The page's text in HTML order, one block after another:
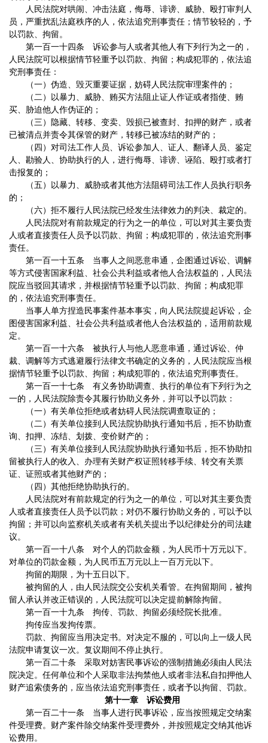
人民法院对哄闹、冲击法庭，侮辱、诽谤、威胁、殴打审判人
员，严重扰乱法庭秩序的人，依法追究刑事责任；情节较轻的，予
以罚款、拘留。
第一百一十四条 诉讼参与人或者其他人有下列行为之一的，
人民法院可以根据情节轻重予以罚款、拘留；构成犯罪的，依法追
究刑事责任：
（一）伪造、毁灭重要证据，妨碍人民法院审理案件的；
（二）以暴力、威胁、贿买方法阻止证人作证或者指使、贿
买、胁迫他人作伪证的；
（三）隐藏、转移、变卖、毁损已被查封、扣押的财产，或者
已被清点并责令其保管的财产，转移已被冻结的财产的；
（四）对司法工作人员、诉讼参加人、证人、翻译人员、鉴定
人、勘验人、协助执行的人，进行侮辱、诽谤、诬陷、殴打或者打
击报复的；
（五）以暴力、威胁或者其他方法阻碍司法工作人员执行职务
的；
（六）拒不履行人民法院已经发生法律效力的判决、裁定的。
人民法院对有前款规定的行为之一的单位，可以对其主要负责
人或者直接责任人员予以罚款、拘留；构成犯罪的，依法追究刑事
责任。
第一百一十五条 当事人之间恶意串通，企图通过诉讼、调解
等方式侵害国家利益、社会公共利益或者他人合法权益的，人民法
院应当驳回其请求，并根据情节轻重予以罚款、拘留；构成犯罪
的，依法追究刑事责任。
当事人单方捏造民事案件基本事实，向人民法院提起诉讼，企
图侵害国家利益、社会公共利益或者他人合法权益的，适用前款规
定。
第一百一十六条 被执行人与他人恶意串通，通过诉讼、仲
裁、调解等方式逃避履行法律文书确定的义务的，人民法院应当根
据情节轻重予以罚款、拘留；构成犯罪的，依法追究刑事责任。
第一百一十七条 有义务协助调查、执行的单位有下列行为之
一的，人民法院除责令其履行协助义务外，并可以予以罚款：
（一）有关单位拒绝或者妨碍人民法院调查取证的；
（二）有关单位接到人民法院协助执行通知书后，拒不协助查
询、扣押、冻结、划拨、变价财产的；
（三）有关单位接到人民法院协助执行通知书后，拒不协助扣
留被执行人的收入、办理有关财产权证照转移手续、转交有关票
证、证照或者其他财产的；
（四）其他拒绝协助执行的。
人民法院对有前款规定的行为之一的单位，可以对其主要负责
人或者直接责任人员予以罚款；对仍不履行协助义务的，可以予以
拘留；并可以向监察机关或者有关机关提出予以纪律处分的司法建
议。
第一百一十八条 对个人的罚款金额，为人民币十万元以下。
对单位的罚款金额，为人民币五万元以上一百万元以下。
拘留的期限，为十五日以下。
被拘留的人，由人民法院交公安机关看管。在拘留期间，被拘
留人承认并改正错误的，人民法院可以决定提前解除拘留。
第一百一十九条 拘传、罚款、拘留必须经院长批准。
拘传应当发拘传票。
罚款、拘留应当用决定书。对决定不服的，可以向上一级人民
法院申请复议一次。复议期间不停止执行。
第一百二十条 采取对妨害民事诉讼的强制措施必须由人民法
院决定。任何单位和个人采取非法拘禁他人或者非法私自扣押他人
财产追索债务的，应当依法追究刑事责任，或者予以拘留、罚款。
第十一章 诉讼费用
第一百二十一条 当事人进行民事诉讼，应当按照规定交纳案
件受理费。财产案件除交纳案件受理费外，并按照规定交纳其他诉
讼费用。